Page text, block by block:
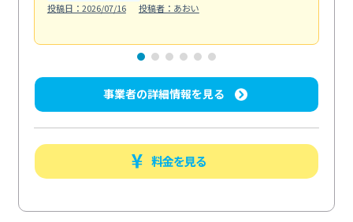
投稿日：2026/07/16
投稿者：あおい
事業者の詳細情報を見る
料金を見る